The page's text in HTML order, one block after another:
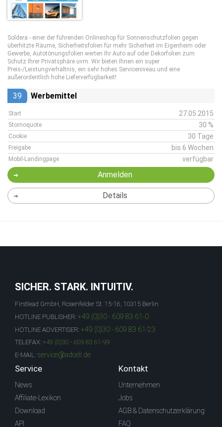
Soldera - einer der führenden Onlineshop für Sonnenschutzfolien gegen
überhitzte Räume, Sicherheitsfolien für mehr Sicherheit im Eigenheim oder
Gewerbe, Autotönungsfolien werten Ihr Auto auf oder Dekorfolien zum
Schutz Ihrer Privatsphäre uvm. Wir bieten Ihnen ein super
Preis-/Leistungverhältnis, ein sehr hohes Serviceniveau und eine
außerordentlich hohe Lieferverfügbarkeit!
39 Werbemittel
Start 27.05.2015
Stornoquote 30 %
Cookie 30 Tage
Freigabe bis 6 Wochen
Mobil-Landingpage verfügbar
Anmelden
Details
SICHER. STARK. INTUITIV.
Firstlead GmbH, Rosenfelder St. 15-16, 10315 Berlin
HOTLINE PUBLISHER: +49 (0)30 - 609 83 61-0
HOTLINE ADVERTISER: +49 (0)30 - 609 83 61-23
TELEFAX: +49 (0)30 - 609 83 61-99
E-MAIL: service@adcell.de
Service
News
Affiliate-Lexikon
Download
API
Kontakt
Unternehmen
Jobs
AGB & Datenschutzerklärung
FAQ